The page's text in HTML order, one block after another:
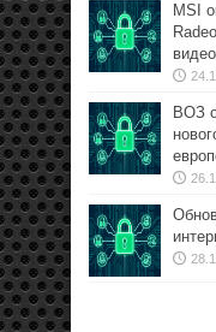
MSI
ВОЗ